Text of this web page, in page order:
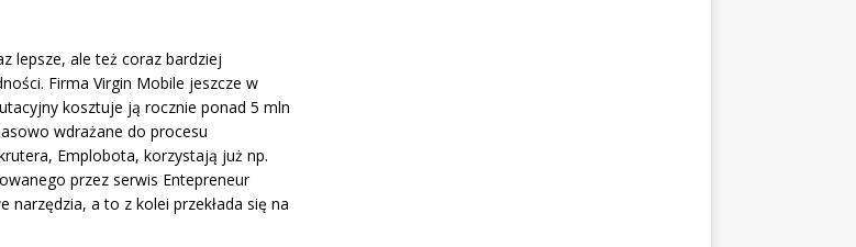
lepsze, ale też coraz bardziej
Firma Virgin Mobile jeszcze w
kosztuje ją rocznie ponad 5 mln
wdrażane do procesu
Emplobota, korzystają już np.
przez serwis Entepreneur
a to z kolei przekłada się na